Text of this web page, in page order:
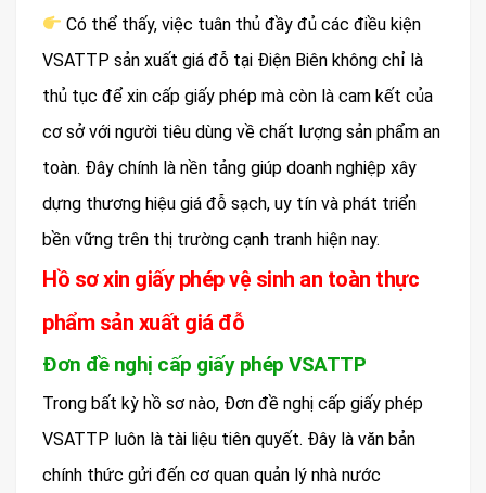
Có thể thấy, việc tuân thủ đầy đủ các điều kiện
VSATTP sản xuất giá đỗ tại Điện Biên không chỉ là
thủ tục để xin cấp giấy phép mà còn là cam kết của
cơ sở với người tiêu dùng về chất lượng sản phẩm an
toàn. Đây chính là nền tảng giúp doanh nghiệp xây
dựng thương hiệu giá đỗ sạch, uy tín và phát triển
bền vững trên thị trường cạnh tranh hiện nay.
Hồ sơ xin giấy phép vệ sinh an toàn thực
phẩm sản xuất giá đỗ
Đơn đề nghị cấp giấy phép VSATTP
Trong bất kỳ hồ sơ nào, Đơn đề nghị cấp giấy phép
VSATTP luôn là tài liệu tiên quyết. Đây là văn bản
chính thức gửi đến cơ quan quản lý nhà nước